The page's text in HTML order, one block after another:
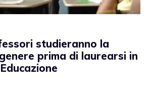
studieranno la
prima di laurearsi in